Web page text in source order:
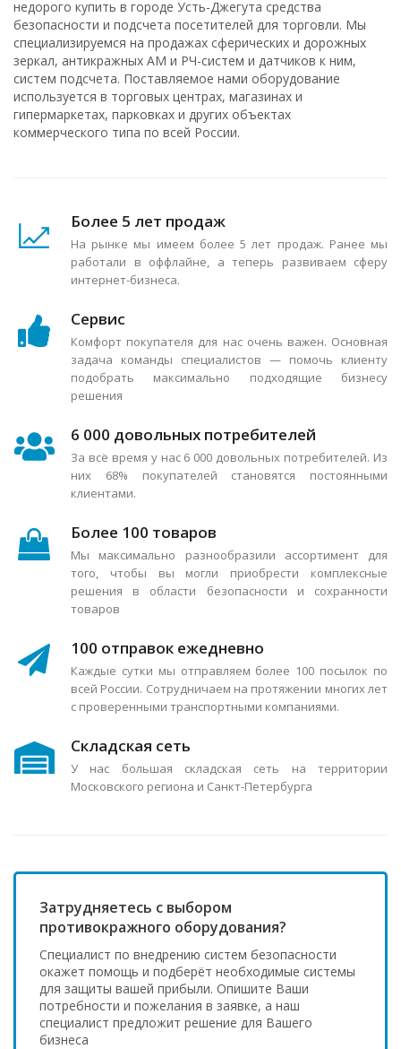
недорого купить в городе Усть-Джегута средства
безопасности и подсчета посетителей для торговли. Мы
специализируемся на продажах сферических и дорожных
зеркал, антикражных АМ и РЧ-систем и датчиков к ним,
систем подсчета. Поставляемое нами оборудование
используется в торговых центрах, магазинах и
гипермаркетах, парковках и других объектах
коммерческого типа по всей России.
Более 5 лет продаж
На рынке мы имеем более 5 лет продаж. Ранее мы
работали в оффлайне, а теперь развиваем сферу
интернет-бизнеса.
Сервис
Комфорт покупателя для нас очень важен. Основная
задача команды специалистов — помочь клиенту
подобрать максимально подходящие бизнесу
решения
6 000 довольных потребителей
За всё время у нас 6 000 довольных потребителей. Из
них 68% покупателей становятся постоянными
клиентами.
Более 100 товаров
Мы максимально разнообразили ассортимент для
того, чтобы вы могли приобрести комплексные
решения в области безопасности и сохранности
товаров
100 отправок ежедневно
Каждые сутки мы отправляем более 100 посылок по
всей России. Сотрудничаем на протяжении многих лет
с проверенными транспортными компаниями.
Складская сеть
У нас большая складская сеть на территории
Московского региона и Санкт-Петербурга
Затрудняетесь с выбором
противокражного оборудования?
Специалист по внедрению систем безопасности
окажет помощь и подберёт необходимые системы
для защиты вашей прибыли. Опишите Ваши
потребности и пожелания в заявке, а наш
специалист предложит решение для Вашего
бизнеса